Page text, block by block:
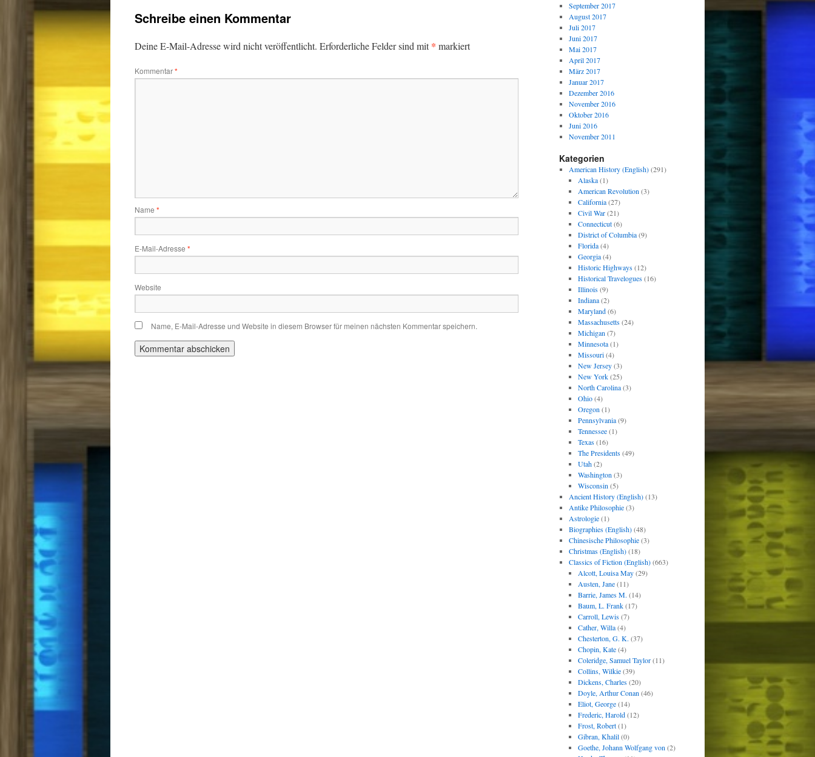
Schreibe einen Kommentar
Deine E-Mail-Adresse wird nicht veröffentlicht. Erforderliche Felder sind mit* markiert
Kommentar*
Name *
E-Mail-Adresse *
Website
Name, E-Mail-Adresse und Website in diesem Browser für meinen nächsten Kommentar speichern.
September 2017
August 2017
Juli 2017
Juni 2017
Mai 2017
April 2017
März 2017
Januar 2017
Dezember 2016
November 2016
Oktober 2016
Juni 2016
November 2011
Kategorien
American History (English)(291)
Alaska(1)
American Revolution (3)
California(27)
Civil War(21)
Connecticut(6)
District of Columbia(9)
Florida(4)
Georgia(4)
Historic Highways(12)
Historical Travelogues(16)
Illinois(9)
Indiana(2)
Maryland(6)
Massachusetts(24)
Michigan (7)
Minnesota(1)
Missouri(4)
New Jersey(3)
New York(25)
North Carolina(3)
Ohio(4)
Oregon (1)
Pennsylvania(9)
Tennessee(1)
Texas(16)
The Presidents(49)
Utah(2)
Washington (3)
Wisconsin (5)
Ancient History (English)(13)
Antike Philosophie(3)
Astrologie(1)
Biographies (English)(48)
Chinesische Philosophie(3)
Christmas (English)(18)
Classics of Fiction (English)(663)
Alcott, Louisa May(29)
Austen, Jane(11)
Barrie, James M. (14)
Baum, L. Frank(17)
Carroll, Lewis(7)
Cather, Willa(4)
Chesterton, G. K. (37)
Chopin, Kate(4)
Coleridge, Samuel Taylor(11)
Collins, Wilkie(39)
Dickens, Charles(20)
Doyle, Arthur Conan (46)
Eliot, George(14)
Frederic, Harold(12)
Frost, Robert(1)
Gibran, Khalil(0)
Goethe, Johann Wolfgang von (2)